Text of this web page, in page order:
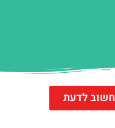
חשוב לדעת